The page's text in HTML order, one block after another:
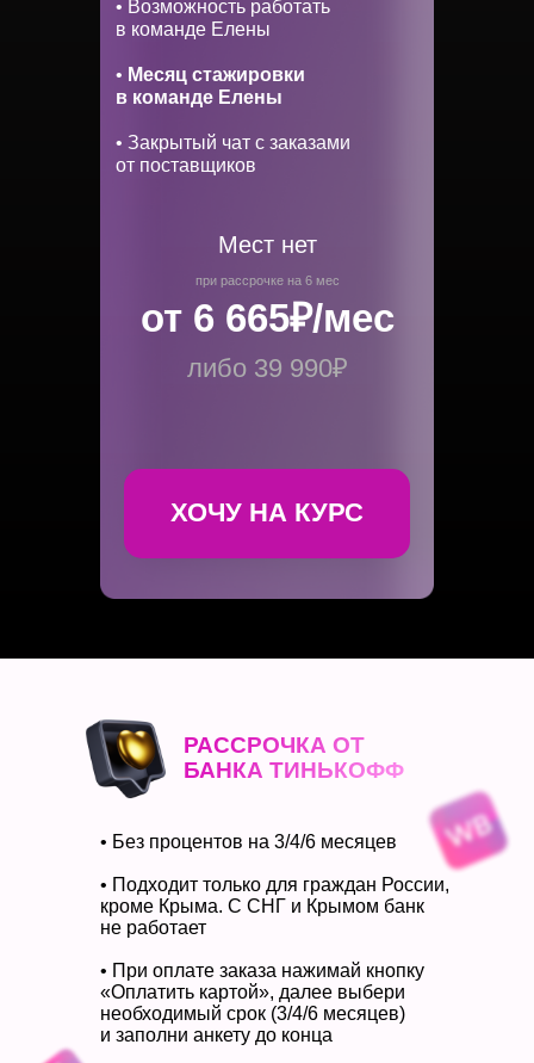
ХОЧУ НА КУРС
либо 39 990₽
Мест нет
• Возможность работать
в команде Елены
• Месяц стажировки
в команде Елены
• Закрытый чат с заказами
от поставщиков
при рассрочке на 6 мес
от 6 665₽/мес
• Без процентов на 3/4/6 месяцев
• Подходит только для граждан России,
кроме Крыма. С СНГ и Крымом банк
не работает
• При оплате заказа нажимай кнопку
«Оплатить картой», далее выбери
необходимый срок (3/4/6 месяцев)
и заполни анкету до конца
РАССРОЧКА ОТ
БАНКА ТИНЬКОФФ